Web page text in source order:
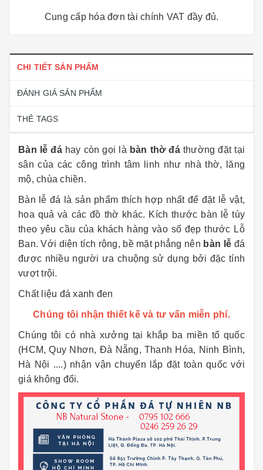
Cung cấp hóa đơn tài chính VAT đầy đủ.
CHI TIẾT SẢN PHẨM
ĐÁNH GIÁ SẢN PHẨM
THẺ TAGS
Bàn lễ đáhay còn gọi là bàn thờ đáthường đặt tại
sân của các công trình tâm linh như nhà thờ, lăng
mộ, chùa chiền.
Bàn lễ đá là sản phẩm thích hợp nhất để đặt lễ vật,
hoa quả và các đồ thờ khác. Kích thước bàn lễ tùy
theo yêu cầu của khách hàng vào số đẹp thước Lỗ
Ban. Với diện tích rộng, bề mặt phẳng nên bàn lễ đá
được nhiều người ưa chuộng sử dụng bởi đặc tính
vượt trội.
Chất liệu đá xanh đen
Chúng tôi nhận thiết kế và tư vấn miễn phí.
Chúng tôi có nhà xưởng tại khắp ba miền tổ quốc
(HCM, Quy Nhơn, Đà Nẵng, Thanh Hóa, Ninh Bình,
Hà Nội ....) nhận vận chuyển lắp đặt toàn quốc với
giá không đổi.